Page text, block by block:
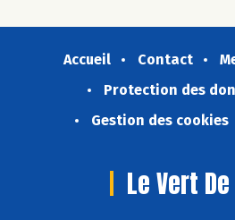
Accueil Contact
Protection des
Gestion des cookies
Le Vert